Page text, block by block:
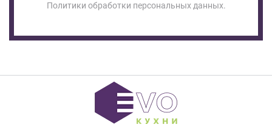
Политики обработки персональных данных.